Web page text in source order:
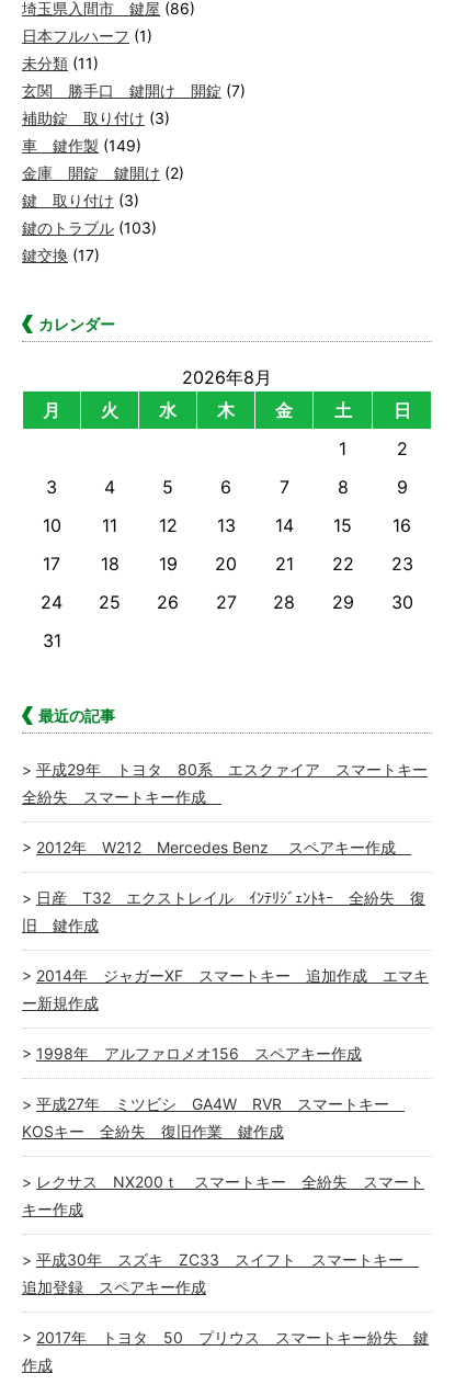
埼玉県入間市 鍵屋 (86)
日本フルハーフ (1)
未分類 (11)
玄関 勝手口 鍵開け 開錠 (7)
補助錠 取り付け (3)
車 鍵作製 (149)
金庫 開錠 鍵開け (2)
鍵 取り付け (3)
鍵のトラブル (103)
鍵交換 (17)
カレンダー
2026年8月
月
火 水 木 金 土
日
1
2
3
4 5 6 7 8
9
10
11 12 13 14 15
16
17
18 19 20 21 22
23
24
25 26 27 28 29
30
31
最近の記事
平成29年 トヨタ 80系 エスクァイア スマートキー
全紛失 スマートキー作成
2012年 W212 Mercedes Benz スペアキー作成
日産 T32 エクストレイル ｲﾝﾃﾘｼﾞｪﾝﾄｷｰ 全紛失 復
旧 鍵作成
2014年 ジャガーXF スマートキー 追加作成 エマキ
ー新規作成
1998年 アルファロメオ156 スペアキー作成
平成27年 ミツビシ GA4W RVR スマートキー
KOSキー 全紛失 復旧作業 鍵作成
レクサス NX200ｔ スマートキー 全紛失 スマート
キー作成
平成30年 スズキ ZC33 スイフト スマートキー
追加登録 スペアキー作成
2017年 トヨタ 50 プリウス スマートキー紛失 鍵
作成